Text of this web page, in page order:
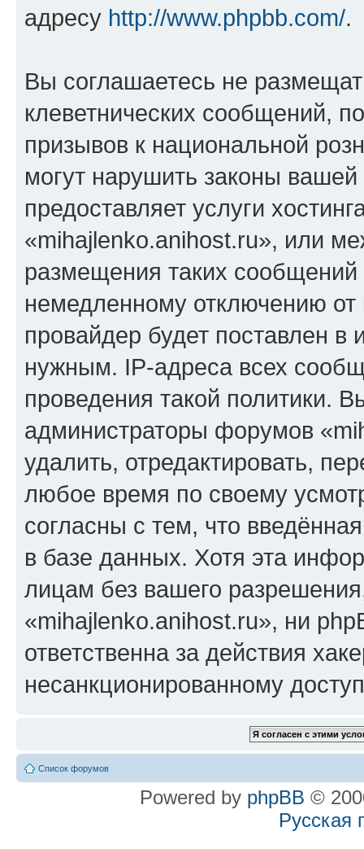
адресу http://www.phpbb.com/.
Вы соглашаетесь не
клеветнических сообщений,
призывов к национальной
могут нарушить законы
предоставляет услуги
«mihajlenko.anihost.ru», или
размещения таких
немедленному отключению
провайдер будет поставлен в
нужным. IP-адреса всех
проведения такой политики.
администраторы форумов
удалить, отредактировать,
любое время по своему
согласны с тем, что
в базе данных. Хотя эта
лицам без вашего
«mihajlenko.anihost.ru», ни
ответственна за действия
несанкционированному
Список форумов
Powered by phpBB ©
Русская